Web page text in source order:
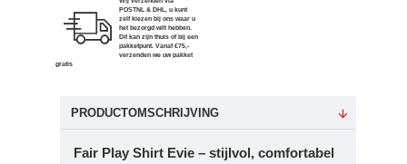
POSTNL & DHL, u kunt
zelf kiezen bij ons waar u
het bezorgd wilt hebben.
Dit kan zijn thuis of bij een
pakketpunt. Vanaf €75,-
verzenden we uw pakket
gratis
PRODUCTOMSCHRIJVING
Fair Play Shirt Evie – stijlvol, comfortabel